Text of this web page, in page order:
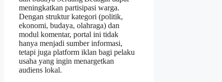
meningkatkan partisipasi warga.
Dengan struktur kategori (politik,
ekonomi, budaya, olahraga) dan
modul komentar, portal ini tidak
hanya menjadi sumber informasi,
tetapi juga platform iklan bagi pelaku
usaha yang ingin menargetkan
audiens lokal.